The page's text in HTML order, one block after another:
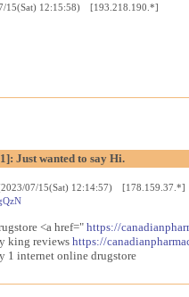
15(Sat) 12:15:58) [193.218.190.*]
Just wanted to say Hi.
07/15(Sat) 12:14:57) [178.159.37.*]
<a href=" https://
king reviews https://
1 internet online drugstore